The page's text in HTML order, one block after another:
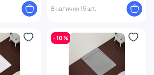
В наличии 15 шт.
- 10 %